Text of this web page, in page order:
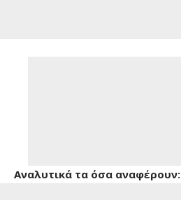
Αναλυτικά τα όσα αναφέρουν: